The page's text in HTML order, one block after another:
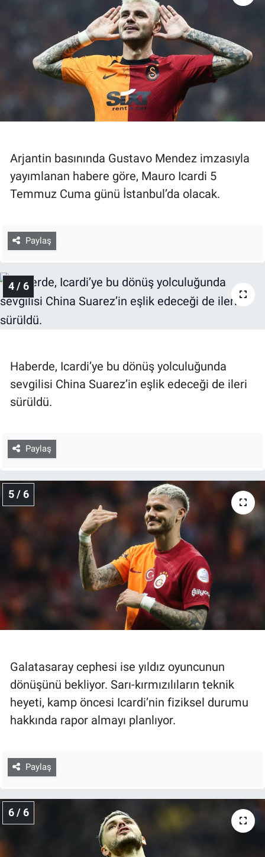
Arjantin basınında Gustavo Mendez imzasıyla
yayımlanan habere göre, Mauro Icardi 5
Temmuz Cuma günü İstanbul’da olacak.
Paylaş
4 / 6
Haberde, Icardi’ye bu dönüş yolculuğunda
sevgilisi China Suarez’in eşlik edeceği de ileri
sürüldü.
Paylaş
5 / 6
Galatasaray cephesi ise yıldız oyuncunun
dönüşünü bekliyor. Sarı-kırmızılıların teknik
heyeti, kamp öncesi Icardi’nin fiziksel durumu
hakkında rapor almayı planlıyor.
Paylaş
6 / 6